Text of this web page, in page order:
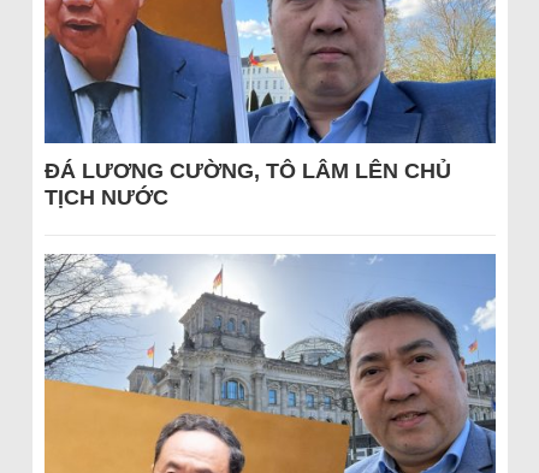
ĐÁ LƯƠNG CƯỜNG, TÔ LÂM LÊN CHỦ
TỊCH NƯỚC